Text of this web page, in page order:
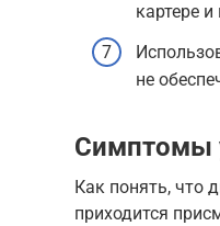
картере
не
Симптомы
Как понять, что
приходится